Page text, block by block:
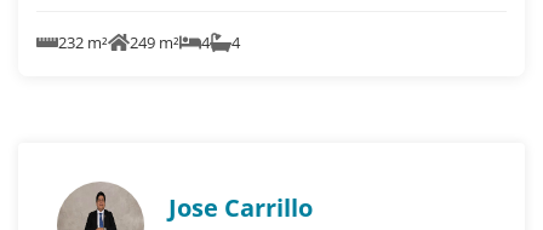
232 m² 249 m² 4 4
Jose Carrillo